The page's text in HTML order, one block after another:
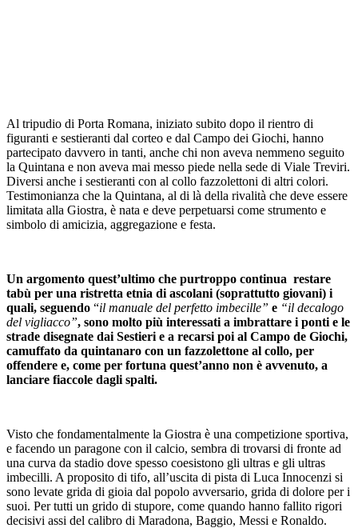
Al tripudio di Porta Romana, iniziato subito dopo il rientro di
figuranti e sestieranti dal corteo e dal Campo dei Giochi, hanno
partecipato davvero in tanti, anche chi non aveva nemmeno seguito
la Quintana e non aveva mai messo piede nella sede di Viale Treviri.
Diversi anche i sestieranti con al collo fazzolettoni di altri colori.
Testimonianza che la Quintana, al di là della rivalità che deve essere
limitata alla Giostra, è nata e deve perpetuarsi come strumento e
simbolo di amicizia, aggregazione e festa.
Un argomento quest’ultimo che purtroppo continua restare
tabù per una ristretta etnia di ascolani (soprattutto giovani) i
quali, seguendo “il manuale del perfetto imbecille” e “il decalogo
del vigliacco”, sono molto più interessati a imbrattare i ponti e le
strade disegnate dai Sestieri e a recarsi poi al Campo de Giochi,
camuffato da quintanaro con un fazzolettone al collo, per
offendere e, come per fortuna quest’anno non è avvenuto, a
lanciare fiaccole dagli spalti.
Visto che fondamentalmente la Giostra è una competizione sportiva,
e facendo un paragone con il calcio, sembra di trovarsi di fronte ad
una curva da stadio dove spesso coesistono gli ultras e gli ultras
imbecilli. A proposito di tifo, all’uscita di pista di Luca Innocenzi si
sono levate grida di gioia dal popolo avversario, grida di dolore per i
suoi. Per tutti un grido di stupore, come quando hanno fallito rigori
decisivi assi del calibro di Maradona, Baggio, Messi e Ronaldo.